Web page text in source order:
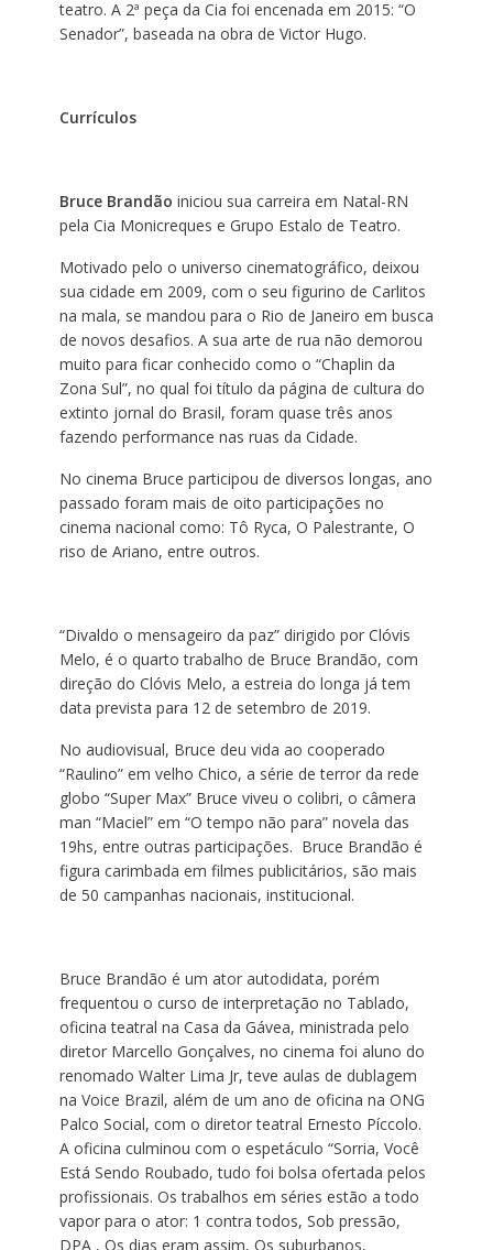
teatro. A 2ª peça da Cia foi encenada em 2015: “O
Senador”, baseada na obra de Victor Hugo.
Currículos
Bruce Brandão iniciou sua carreira em Natal-RN
pela Cia Monicreques e Grupo Estalo de Teatro.
Motivado pelo o universo cinematográfico, deixou
sua cidade em 2009, com o seu figurino de Carlitos
na mala, se mandou para o Rio de Janeiro em busca
de novos desafios. A sua arte de rua não demorou
muito para ficar conhecido como o “Chaplin da
Zona Sul”, no qual foi título da página de cultura do
extinto jornal do Brasil, foram quase três anos
fazendo performance nas ruas da Cidade.
No cinema Bruce participou de diversos longas, ano
passado foram mais de oito participações no
cinema nacional como: Tô Ryca, O Palestrante, O
riso de Ariano, entre outros.
“Divaldo o mensageiro da paz” dirigido por Clóvis
Melo, é o quarto trabalho de Bruce Brandão, com
direção do Clóvis Melo, a estreia do longa já tem
data prevista para 12 de setembro de 2019.
No audiovisual, Bruce deu vida ao cooperado
“Raulino” em velho Chico, a série de terror da rede
globo “Super Max” Bruce viveu o colibri, o câmera
man “Maciel” em “O tempo não para” novela das
19hs, entre outras participações. Bruce Brandão é
figura carimbada em filmes publicitários, são mais
de 50 campanhas nacionais, institucional.
Bruce Brandão é um ator autodidata, porém
frequentou o curso de interpretação no Tablado,
oficina teatral na Casa da Gávea, ministrada pelo
diretor Marcello Gonçalves, no cinema foi aluno do
renomado Walter Lima Jr, teve aulas de dublagem
na Voice Brazil, além de um ano de oficina na ONG
Palco Social, com o diretor teatral Ernesto Píccolo.
A oficina culminou com o espetáculo “Sorria, Você
Está Sendo Roubado, tudo foi bolsa ofertada pelos
profissionais. Os trabalhos em séries estão a todo
vapor para o ator: 1 contra todos, Sob pressão,
DPA , Os dias eram assim, Os suburbanos,